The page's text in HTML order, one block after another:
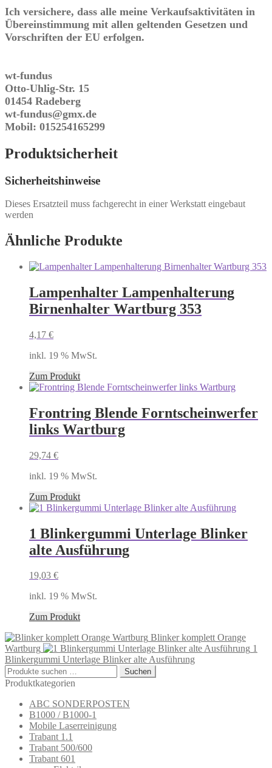
Ich versichere, dass alle meine Verkaufsaktivitäten in
Übereinstimmung mit allen geltenden Gesetzen und
Vorschriften der EU erfolgen.
wt-fundus
Otto-Uhlig-Str. 15
01454 Radeberg
wt-fundus@gmx.de
Mobil: 015254165299
Produktsicherheit
Sicherheitshinweise
Dieses Ersatzteil muss fachgerecht in einer Werkstatt eingebaut
werden
Ähnliche Produkte
Lampenhalter Lampenhalterung
Birnenhalter Wartburg 353
4,17 €
inkl. 19 % MwSt.
Zum Produkt
Frontring Blende Forntscheinwerfer
links Wartburg
29,74 €
inkl. 19 % MwSt.
Zum Produkt
1 Blinkergummi Unterlage Blinker
alte Ausführung
19,03 €
inkl. 19 % MwSt.
Zum Produkt
Blinker komplett Orange
Wartburg
1
Blinkergummi Unterlage Blinker alte Ausführung
Suchen
nach:
Suchen
Produktkategorien
ABC SONDERPOSTEN
B1000 / B1000-1
Mobile Laserreinigung
Trabant 1.1
Trabant 500/600
Trabant 601